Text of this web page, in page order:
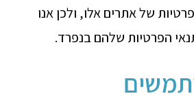
של אתרים אלו, ולכן אנו
הפרטיות שלהם בנפרד.